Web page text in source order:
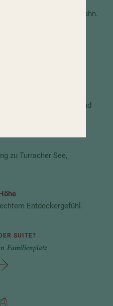
SUITE?
Familienplatz
der Panoramabahn.
Lehrpfaden und
Nockberge
Einblicken in Natur und
zu Turracher See,
Entdeckergefühl.